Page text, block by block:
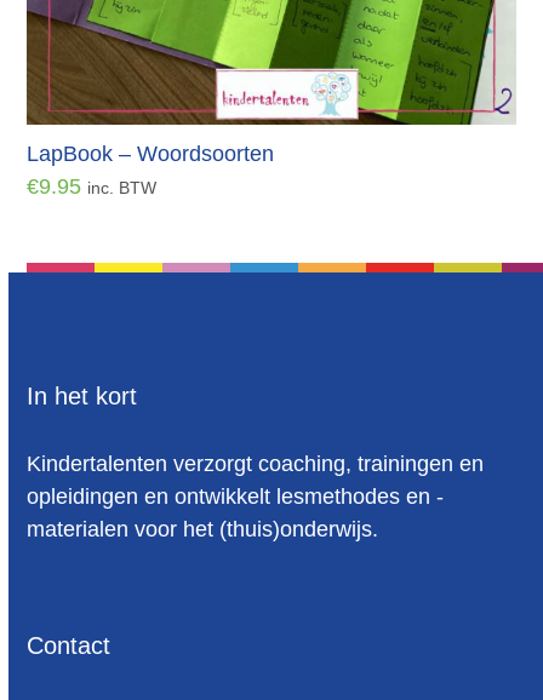
LapBook – Woordsoorten
€9.95 inc. BTW
In het kort
Kindertalenten verzorgt coaching, trainingen en
opleidingen en ontwikkelt lesmethodes en -
materialen voor het (thuis)onderwijs.
Contact